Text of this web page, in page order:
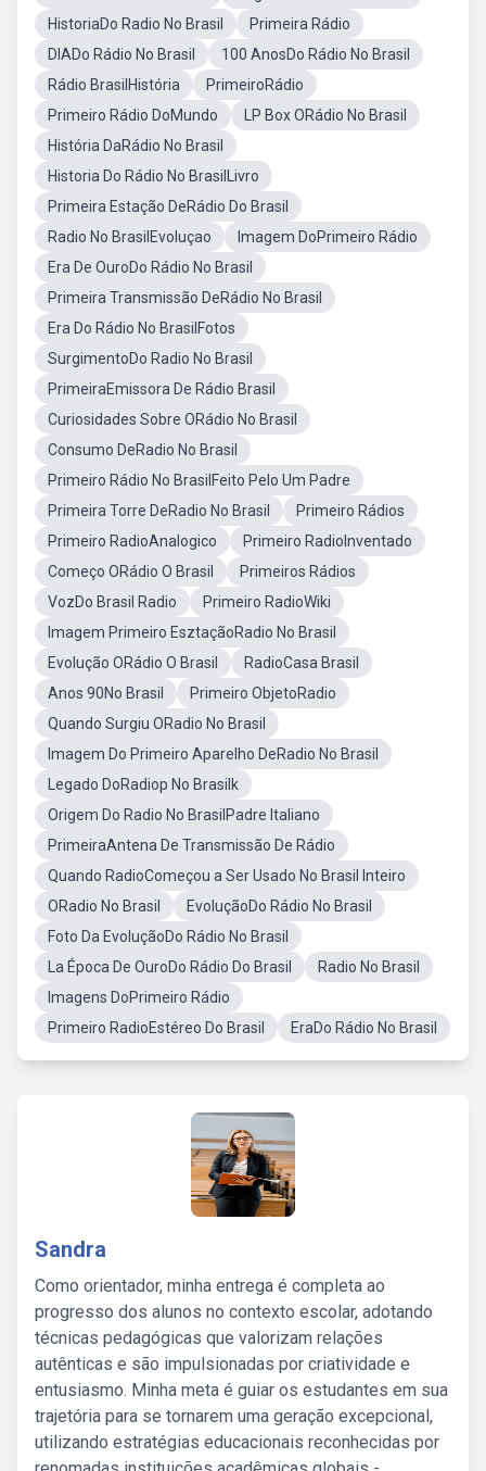
HistoriaDo Radio No Brasil
Primeira Rádio
DIADo Rádio No Brasil
100 AnosDo Rádio No Brasil
Rádio BrasilHistória
PrimeiroRádio
Primeiro Rádio DoMundo
LP Box ORádio No Brasil
História DaRádio No Brasil
Historia Do Rádio No BrasilLivro
Primeira Estação DeRádio Do Brasil
Radio No BrasilEvoluçao
Imagem DoPrimeiro Rádio
Era De OuroDo Rádio No Brasil
Primeira Transmissão DeRádio No Brasil
Era Do Rádio No BrasilFotos
SurgimentoDo Radio No Brasil
PrimeiraEmissora De Rádio Brasil
Curiosidades Sobre ORádio No Brasil
Consumo DeRadio No Brasil
Primeiro Rádio No BrasilFeito Pelo Um Padre
Primeira Torre DeRadio No Brasil
Primeiro Rádios
Primeiro RadioAnalogico
Primeiro RadioInventado
Começo ORádio O Brasil
Primeiros Rádios
VozDo Brasil Radio
Primeiro RadioWiki
Imagem Primeiro EsztaçãoRadio No Brasil
Evolução ORádio O Brasil
RadioCasa Brasil
Anos 90No Brasil
Primeiro ObjetoRadio
Quando Surgiu ORadio No Brasil
Imagem Do Primeiro Aparelho DeRadio No Brasil
Legado DoRadiop No Brasilk
Origem Do Radio No BrasilPadre Italiano
PrimeiraAntena De Transmissão De Rádio
Quando RadioComeçou a Ser Usado No Brasil Inteiro
ORadio No Brasil
EvoluçãoDo Rádio No Brasil
Foto Da EvoluçãoDo Rádio No Brasil
La Época De OuroDo Rádio Do Brasil
Radio No Brasil
Imagens DoPrimeiro Rádio
Primeiro RadioEstéreo Do Brasil
EraDo Rádio No Brasil
Sandra
Como orientador, minha entrega é completa ao
progresso dos alunos no contexto escolar, adotando
técnicas pedagógicas que valorizam relações
autênticas e são impulsionadas por criatividade e
entusiasmo. Minha meta é guiar os estudantes em sua
trajetória para se tornarem uma geração excepcional,
utilizando estratégias educacionais reconhecidas por